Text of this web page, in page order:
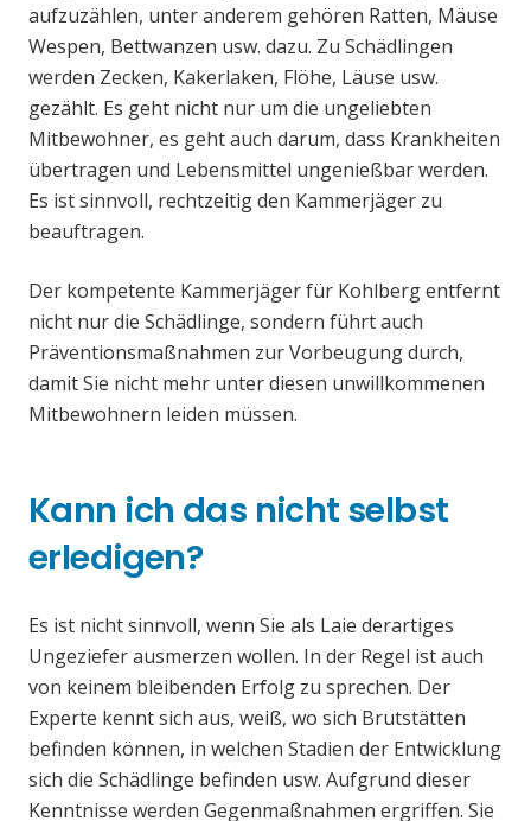
aufzuzählen, unter anderem gehören Ratten, Mäuse
Wespen, Bettwanzen usw. dazu. Zu Schädlingen
werden Zecken, Kakerlaken, Flöhe, Läuse usw.
gezählt. Es geht nicht nur um die ungeliebten
Mitbewohner, es geht auch darum, dass Krankheiten
übertragen und Lebensmittel ungenießbar werden.
Es ist sinnvoll, rechtzeitig den Kammerjäger zu
beauftragen.
Der kompetente Kammerjäger für Kohlberg entfernt
nicht nur die Schädlinge, sondern führt auch
Präventionsmaßnahmen zur Vorbeugung durch,
damit Sie nicht mehr unter diesen unwillkommenen
Mitbewohnern leiden müssen.
Kann ich das nicht selbst
erledigen?
Es ist nicht sinnvoll, wenn Sie als Laie derartiges
Ungeziefer ausmerzen wollen. In der Regel ist auch
von keinem bleibenden Erfolg zu sprechen. Der
Experte kennt sich aus, weiß, wo sich Brutstätten
befinden können, in welchen Stadien der Entwicklung
sich die Schädlinge befinden usw. Aufgrund dieser
Kenntnisse werden Gegenmaßnahmen ergriffen. Sie